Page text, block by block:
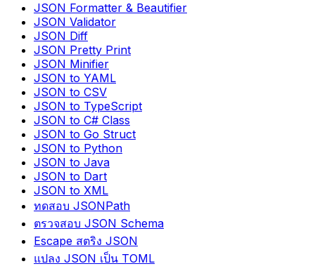
JSON Formatter & Beautifier
JSON Validator
JSON Diff
JSON Pretty Print
JSON Minifier
JSON to YAML
JSON to CSV
JSON to TypeScript
JSON to C# Class
JSON to Go Struct
JSON to Python
JSON to Java
JSON to Dart
JSON to XML
ทดสอบ JSONPath
ตรวจสอบ JSON Schema
Escape สตริง JSON
แปลง JSON เป็น TOML